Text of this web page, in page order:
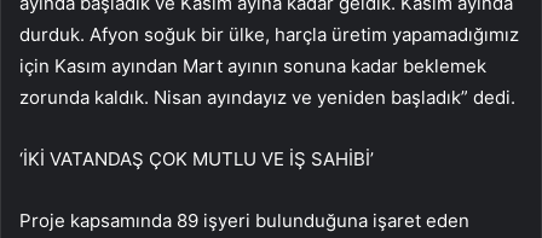
durduk. Afyon soğuk bir ülke, harçla üretim yapamadığımız
için Kasım ayından Mart ayının sonuna kadar beklemek
zorunda kaldık. Nisan ayındayız ve yeniden başladık” dedi.
‘İKİ VATANDAŞ ÇOK MUTLU VE İŞ SAHİBİ’
Proje kapsamında 89 işyeri bulunduğuna işaret eden